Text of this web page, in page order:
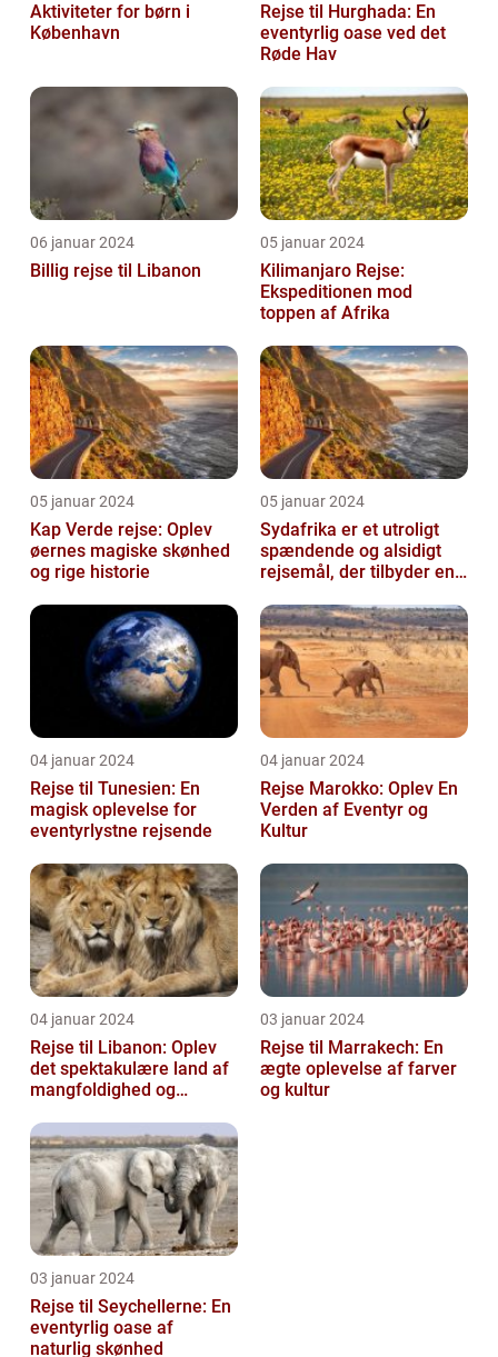
Aktiviteter for børn i
København
Rejse til Hurghada: En
eventyrlig oase ved det
Røde Hav
06 januar 2024
Billig rejse til Libanon
05 januar 2024
Kilimanjaro Rejse:
Ekspeditionen mod
toppen af Afrika
05 januar 2024
Kap Verde rejse: Oplev
øernes magiske skønhed
og rige historie
05 januar 2024
Sydafrika er et utroligt
spændende og alsidigt
rejsemål, der tilbyder en
...
04 januar 2024
Rejse til Tunesien: En
magisk oplevelse for
eventyrlystne rejsende
04 januar 2024
Rejse Marokko: Oplev En
Verden af Eventyr og
Kultur
04 januar 2024
Rejse til Libanon: Oplev
det spektakulære land af
mangfoldighed og
03 januar 2024
Rejse til Marrakech: En
ægte oplevelse af farver
og kultur
03 januar 2024
Rejse til Seychellerne: En
eventyrlig oase af
naturlig skønhed